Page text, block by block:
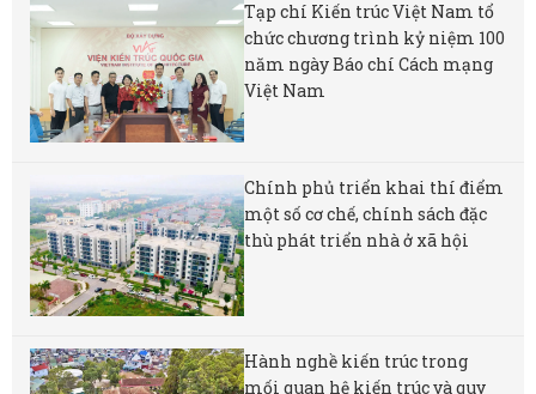
Tạp chí Kiến trúc Việt Nam tổ
chức chương trình kỷ niệm 100
năm ngày Báo chí Cách mạng
Việt Nam
Chính phủ triển khai thí điểm
một số cơ chế, chính sách đặc
thù phát triển nhà ở xã hội
Hành nghề kiến trúc trong
mối quan hệ kiến trúc và quy